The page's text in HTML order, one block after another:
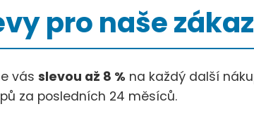
pro naše
vás slevou až 8 % na každý další
za posledních 24 měsíců.